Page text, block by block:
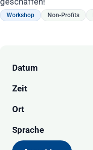
Workshop Non-Profits
Datum
Zeit
Ort
Sprache